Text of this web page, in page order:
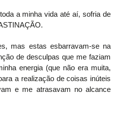
a minha vida até aí, sofria de
mas estas esbarravam-se na
de desculpas que me faziam
energia (que não era muita,
a realização de coisas inúteis
e me atrasavam no alcance